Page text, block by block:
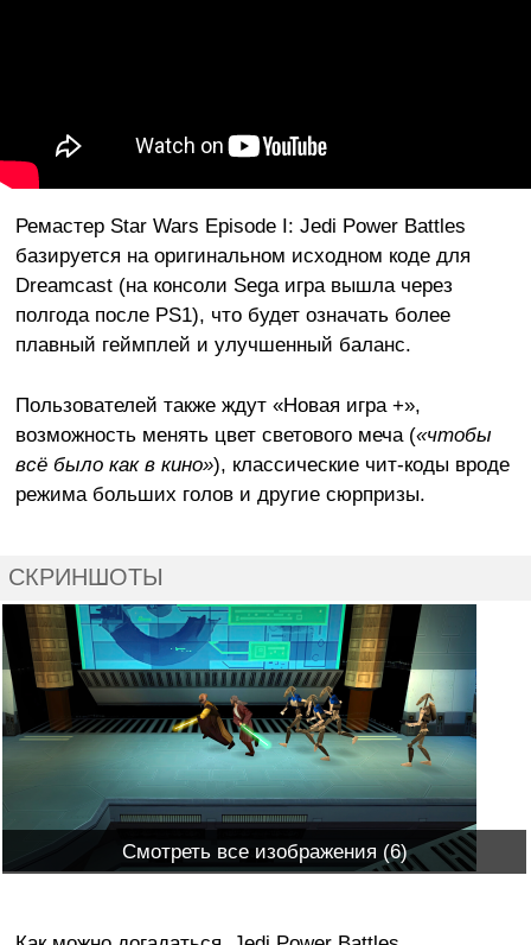
Ремастер Star Wars Episode I: Jedi Power Battles
базируется на оригинальном исходном коде для
Dreamcast (на консоли Sega игра вышла через
полгода после PS1), что будет означать более
плавный геймплей и улучшенный баланс.
Пользователей также ждут «Новая игра +»,
возможность менять цвет светового меча («чтобы
всё было как в кино»), классические чит-коды вроде
режима больших голов и другие сюрпризы.
СКРИНШОТЫ
Смотреть все изображения (6)